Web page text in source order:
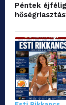
Péntek